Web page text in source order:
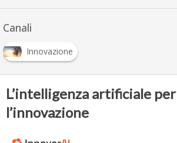
Canali
Innovazione
L’intelligenza artificiale per
l’innovazione